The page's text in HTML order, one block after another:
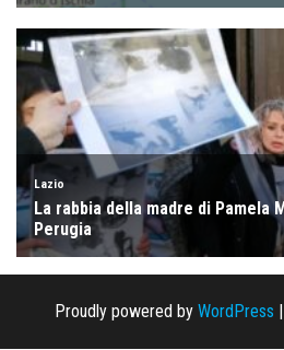
Proudly powered by WordPress |